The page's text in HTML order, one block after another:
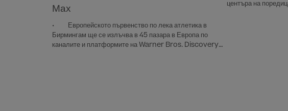
Мах
• Европейското първенство по лека атлетика в
Бирмингам ще се излъчва в 45 пазара в Европа по
каналите и платформите на Warner Bros. Discovery
центъра на